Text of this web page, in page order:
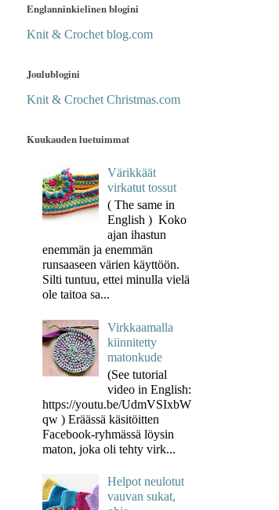
Englanninkielinen blogini
Knit & Crochet blog.com
Joulublogini
Knit & Crochet Christmas.com
Kuukauden luetuimmat
Värikkäät
virkatut tossut
( The same in
English ) Koko
ajan ihastun
enemmän ja enemmän
runsaaseen värien käyttöön.
Silti tuntuu, ettei minulla vielä
ole taitoa sa...
Virkkaamalla
kiinnitetty
matonkude
(See tutorial
video in English:
https://youtu.be/UdmVSIxbW
qw ) Eräässä käsitöitten
Facebook-ryhmässä löysin
maton, joka oli tehty virk...
Helpot neulotut
vauvan sukat,